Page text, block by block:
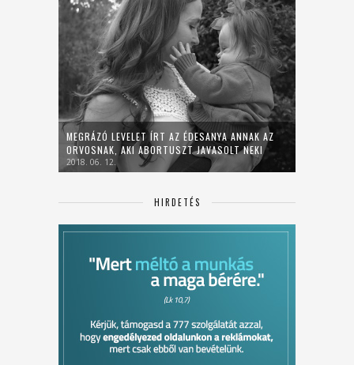
MEGRÁZÓ LEVELET ÍRT AZ ÉDESANYA ANNAK AZ
ORVOSNAK, AKI ABORTUSZT JAVASOLT NEKI
2018. 06. 12.
HIRDETÉS